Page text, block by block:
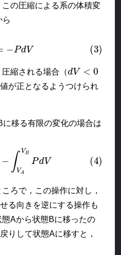
の圧縮による系の体積変
ら
−PdV
縮される場合（
dV<
が正となるようつけられ
移る有限の変化の場合は
VAV
ろで，この操作に対し，
る向きを逆にする操作も
Aから状態Bに移ったの
りして状態Aに移すと，